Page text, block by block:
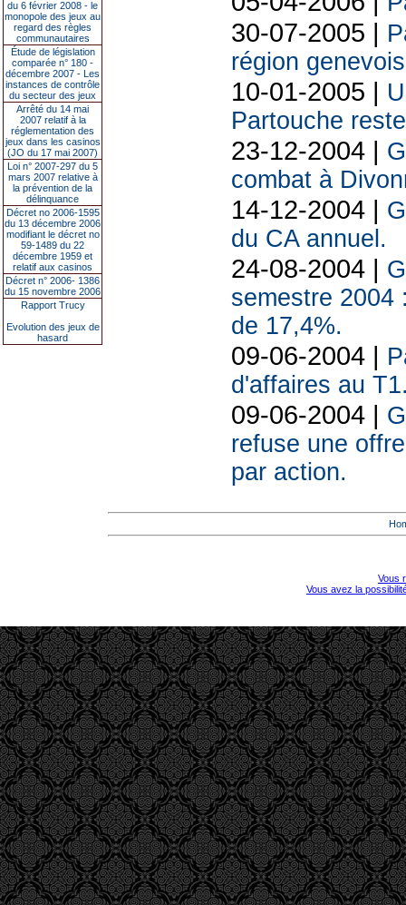
du 6 février 2008 - le
monopole des jeux au
regard des règles
communautaires
Étude de législation
comparée n° 180 -
décembre 2007 - Les
instances de contrôle
du secteur des jeux
Arrêté du 14 mai
2007 relatif à la
réglementation des
jeux dans les casinos
(JO du 17 mai 2007)
Loi n° 2007-297 du 5
mars 2007 relative à
la prévention de la
délinquance
Décret no 2006-1595
du 13 décembre 2006
modifiant le décret no
59-1489 du 22
décembre 1959 et
relatif aux casinos
Décret n° 2006- 1386
du 15 novembre 2006
Rapport Trucy
Evolution des jeux de
hasard
30-07-2005 |
région
10-01-2005 |
Partouche
23-12-2004 |
combat à
14-12-2004 |
du CA annuel.
24-08-2004 |
semestre 2004
de 17,4%.
09-06-2004 |
d'affaires au
09-06-2004 |
refuse une
par action.
Vous
Vous avez la